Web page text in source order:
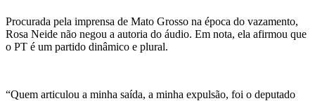
Procurada pela imprensa de Mato Grosso na época do vazamento,
Rosa Neide não negou a autoria do áudio. Em nota, ela afirmou que
o PT é um partido dinâmico e plural.
“Quem articulou a minha saída, a minha expulsão, foi o deputado